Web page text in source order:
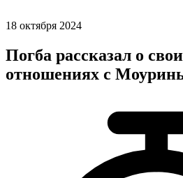
18 октября 2024
Погба рассказал о
отношениях с